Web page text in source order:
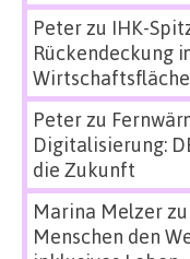
Peterzu IHK-
Rückendeckung
Peterzu
Digitalisierung:
die Zukunft
Marina Melzerzu
Menschen den